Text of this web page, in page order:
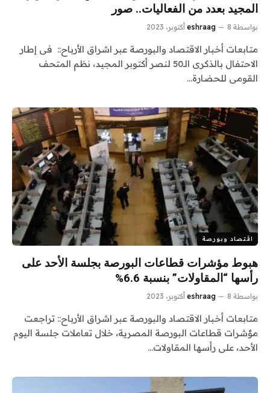
المجيد بعدد من الفعاليات.. صور
بواسطة eshraag 8 أكتوبر، 2023
متابعات أخبار الاقتصاد والبورصة عبر اشراق الأرباح:: فى إطار
الاحتفال بالذكرى الـ50 لنصر أكتوبر المجيد، نظم المتحف
القومى للحضارة…
اقتصاد وبورصة
هبوط مؤشرات قطاعات البورصة بجلسة الأحد على
رأسها “المقاولات” بنسبة 6.6%
بواسطة eshraag 8 أكتوبر، 2023
متابعات أخبار الاقتصاد والبورصة عبر اشراق الأرباح:: تراجعت
مؤشرات قطاعات البورصة المصرية، خلال تعاملات جلسة اليوم
الأحد، على رأسها المقاولات…